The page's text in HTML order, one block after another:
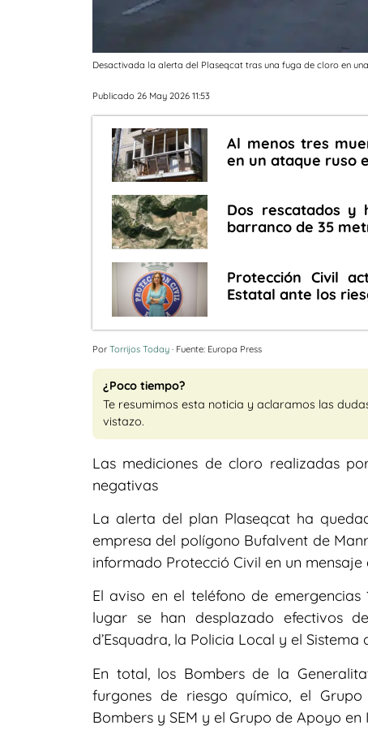
Desactivada la alerta del Plaseqcat tras una fuga de cloro en
Publicado 26 May 2026 11:53
Al menos tres
en un ataque ruso
Dos rescatados y
barranco de 35
Protección Civil
Estatal ante los
Por Torrijos Today · Fuente: Europa Press
¿Poco tiempo?
Te resumimos esta noticia y aclaramos las
vistazo.
Las mediciones de cloro realizadas
negativas
La alerta del plan Plaseqcat ha
empresa del polígono Bufalvent de
informado Protecció Civil en un mensaje
El aviso en el teléfono de
lugar se han desplazado efectivos
d’Esquadra, la Policia Local y el Sistema
En total, los Bombers de la
furgones de riesgo químico, el
Bombers y SEM y el Grupo de Apoyo en